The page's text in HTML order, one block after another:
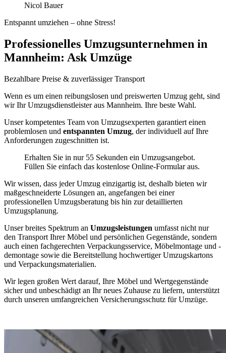
Nicol Bauer
Entspannt umziehen – ohne Stress!
Professionelles Umzugsunternehmen in
Mannheim: Ask Umzüge
Bezahlbare Preise & zuverlässiger Transport
Wenn es um einen reibungslosen und preiswerten Umzug geht, sind
wir Ihr Umzugsdienstleister aus Mannheim. Ihre beste Wahl.
Unser kompetentes Team von Umzugsexperten garantiert einen
problemlosen und entspannten Umzug, der individuell auf Ihre
Anforderungen zugeschnitten ist.
Erhalten Sie in nur 55 Sekunden ein Umzugsangebot.
Füllen Sie einfach das kostenlose Online-Formular aus.
Wir wissen, dass jeder Umzug einzigartig ist, deshalb bieten wir
maßgeschneiderte Lösungen an, angefangen bei einer
professionellen Umzugsberatung bis hin zur detaillierten
Umzugsplanung.
Unser breites Spektrum an Umzugsleistungen umfasst nicht nur
den Transport Ihrer Möbel und persönlichen Gegenstände, sondern
auch einen fachgerechten Verpackungsservice, Möbelmontage und -
demontage sowie die Bereitstellung hochwertiger Umzugskartons
und Verpackungsmaterialien.
Wir legen großen Wert darauf, Ihre Möbel und Wertgegenstände
sicher und unbeschädigt an Ihr neues Zuhause zu liefern, unterstützt
durch unseren umfangreichen Versicherungsschutz für Umzüge.